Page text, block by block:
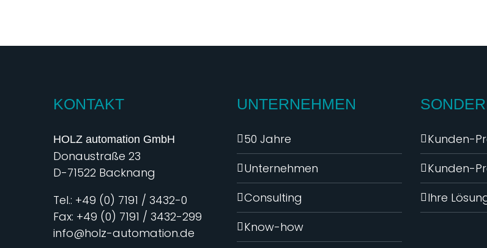
KONTAKT
HOLZ automation GmbH
Donaustraße 23
D-71522 Backnang
Tel.: +49 (0) 7191 / 3432-0
Fax: +49 (0) 7191 / 3432-299
info@holz-automation.de
UNTERNEHMEN
50 Jahre
Unternehmen
Consulting
Know-how
Kunden-
Kunden-
Ihre